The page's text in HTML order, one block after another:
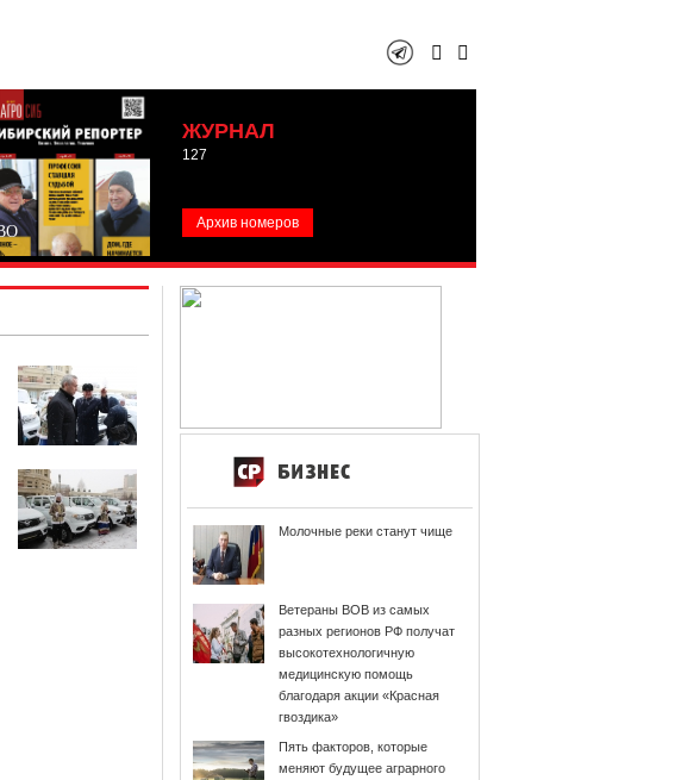
ЖУРНАЛ
127
Архив номеров
Молочные реки станут чище
Ветераны ВОВ из самых
разных регионов РФ получат
высокотехнологичную
медицинскую помощь
благодаря акции «Красная
гвоздика»
Пять факторов, которые
меняют будущее аграрного